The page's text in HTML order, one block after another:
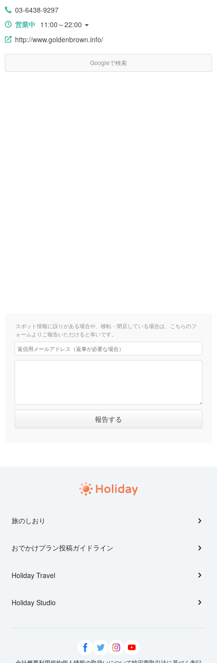
03-6438-9297
営業中 11:00～22:00
http://www.goldenbrown.info/
Googleで検索
スポット情報に誤りがある場合や、移転・閉店している場合は、こちらのフ
ォームよりご報告いただけると幸いです。
旅のしおり
おでかけプラン投稿ガイドライン
Holiday Travel
Holiday Studio